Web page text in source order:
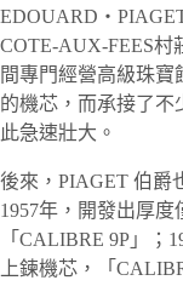
EDOUARD・
COTE-AUX-FEES村
間專門經營高級珠
的機芯，而承接了不
此急速壯大。
後來，PIAGET 伯爵
1957年，開發出厚度
「CALIBRE 9P」；
上鍊機芯，「